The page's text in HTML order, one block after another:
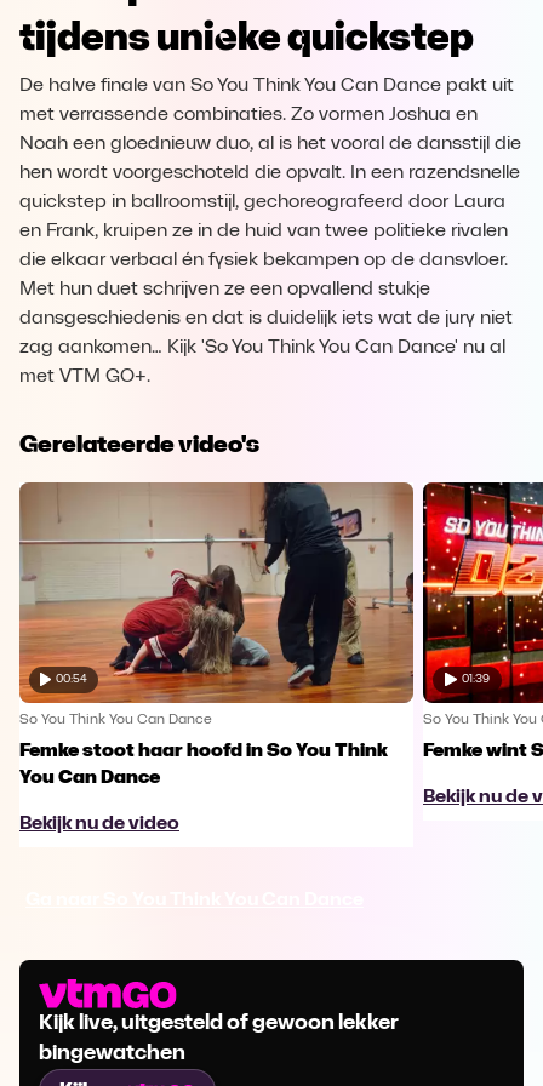
tijdens unieke quickstep
De halve finale van So You Think You Can Dance pakt uit
met verrassende combinaties. Zo vormen Joshua en
Noah een gloednieuw duo, al is het vooral de dansstijl die
hen wordt voorgeschoteld die opvalt. In een razendsnelle
quickstep in ballroomstijl, gechoreografeerd door Laura
en Frank, kruipen ze in de huid van twee politieke rivalen
die elkaar verbaal én fysiek bekampen op de dansvloer.
Met hun duet schrijven ze een opvallend stukje
dansgeschiedenis en dat is duidelijk iets wat de jury niet
zag aankomen… Kijk 'So You Think You Can Dance' nu al
met VTM GO+.
Gerelateerde video's
00:54
So You Think You Can Dance
Femke stoot haar hoofd in So You Think
You Can Dance
Bekijk nu de video
01:39
So You Think You
Femke wint
Bekijk nu de
Kijk live, uitgesteld of gewoon lekker
bingewatchen